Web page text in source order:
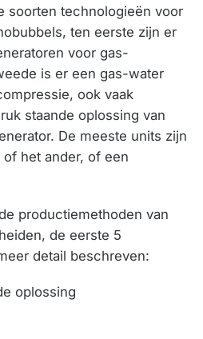
soorten technologieën voor
ten eerste zijn er
voor gas-
is er een gas-water
ook vaak
staande oplossing van
De meeste units zijn
het ander, of een
productiemethoden van
de eerste 5
detail beschreven:
oplossing